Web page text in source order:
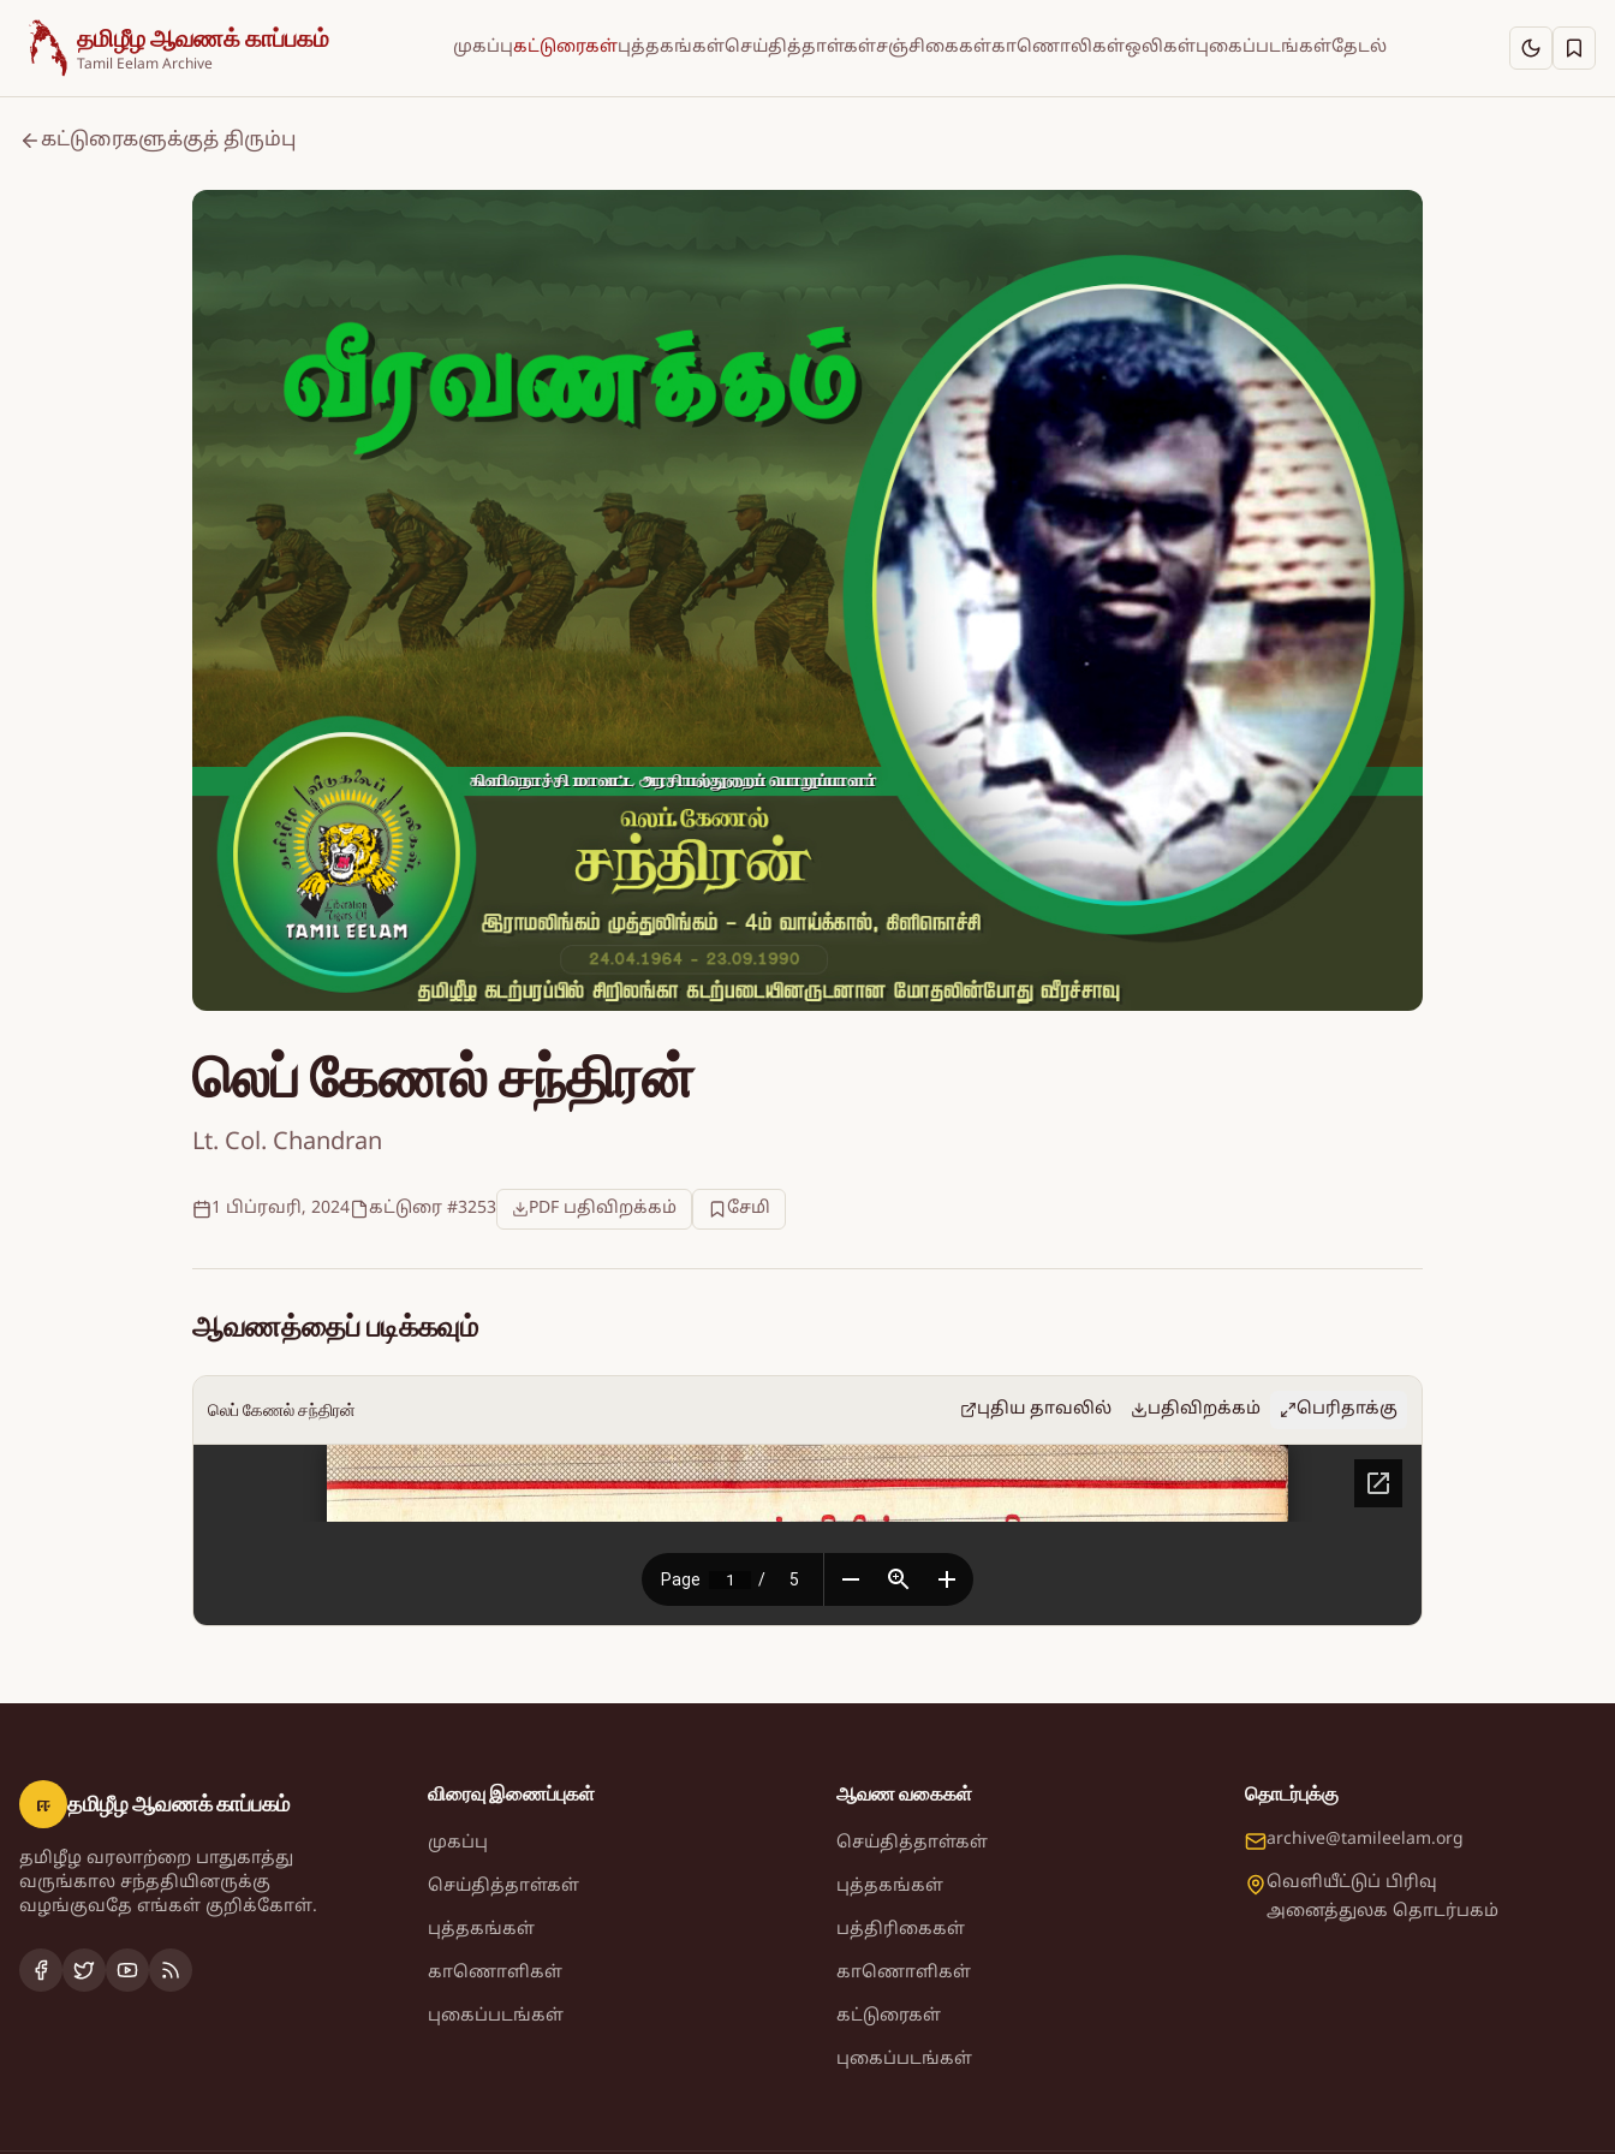
உள்ளடக்கத்திற்குச் செல்க
தமிழீழ ஆவணக் காப்பகம்
Tamil Eelam Archive
முகப்புகட்டுரைகள்புத்தகங்கள்செய்தித்தாள்கள்சஞ்சிகைகள்காணொலிகள்ஒலிகள்புகைப்படங்கள்தேடல்
கட்டுரைகளுக்குத் திரும்பு
லெப் கேணல் சந்திரன்
Lt. Col. Chandran
1 பிப்ரவரி, 2024 கட்டுரை #3253 PDF பதிவிறக்கம் சேமி
ஆவணத்தைப் படிக்கவும்
லெப் கேணல் சந்திரன் புதிய தாவலில் பதிவிறக்கம் பெரிதாக்கு
ஈ தமிழீழ ஆவணக் காப்பகம்
தமிழீழ வரலாற்றை பாதுகாத்து
வருங்கால சந்ததியினருக்கு
வழங்குவதே எங்கள் குறிக்கோள்.
விரைவு இணைப்புகள்
முகப்பு
செய்தித்தாள்கள்
புத்தகங்கள்
காணொளிகள்
புகைப்படங்கள்
ஆவண வகைகள்
செய்தித்தாள்கள்
புத்தகங்கள்
பத்திரிகைகள்
காணொளிகள்
கட்டுரைகள்
புகைப்படங்கள்
தொடர்புக்கு
archive@tamileelam.org
வெளியீட்டுப் பிரிவு
அனைத்துலக தொடர்பகம்